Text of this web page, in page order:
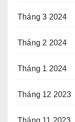
Tháng 3 2024
Tháng 2 2024
Tháng 1 2024
Tháng 12 2023